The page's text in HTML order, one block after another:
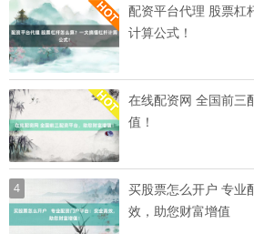
配资平台代理 股票杠
计算公式！
在线配资网 全国前三
值！
4
买股票怎么开户 专业配资门户平台：安全高
效，助您财富增值